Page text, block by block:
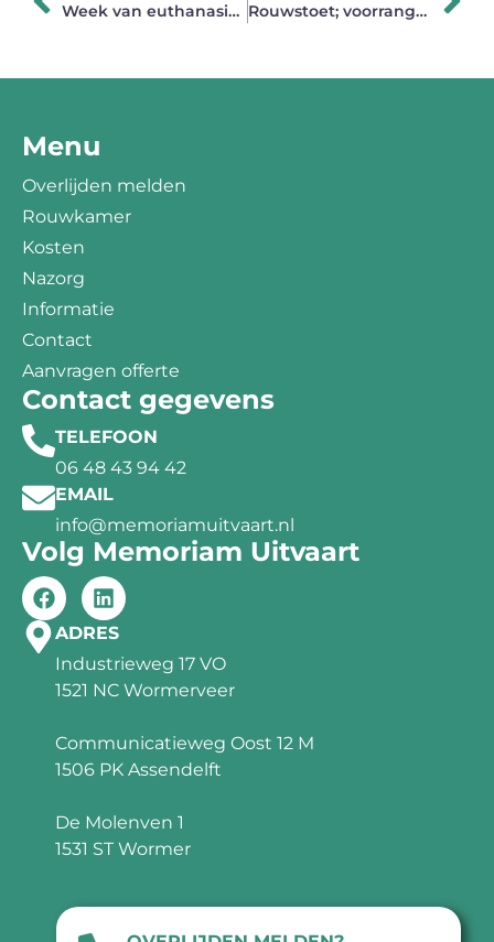
Week van euthanasie (13 tot en met 19 februari 2021) Rouwstoet; voorrangsregels
Menu
Overlijden melden
Rouwkamer
Kosten
Nazorg
Informatie
Contact
Aanvragen offerte
Contact gegevens
TELEFOON
06 48 43 94 42
EMAIL
info@memoriamuitvaart.nl
Volg Memoriam Uitvaart
ADRES
Industrieweg 17 VO
1521 NC Wormerveer
Communicatieweg Oost 12 M
1506 PK Assendelft
De Molenven 1
1531 ST Wormer